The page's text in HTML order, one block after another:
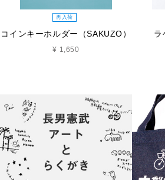
再入荷
コインキーホルダー（SAKUZO）
¥ 1,650
ラ